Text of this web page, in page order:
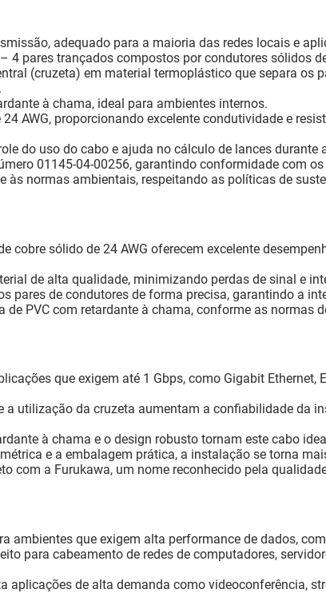
adequado para a maioria das redes locais e
4 pares trançados compostos por condutores sólidos
(cruzeta) em material termoplástico que separa os
à chama, ideal para ambientes internos.
AWG, proporcionando excelente condutividade e
do uso do cabo e ajuda no cálculo de lances durante
01145-04-00256, garantindo conformidade com
às normas ambientais, respeitando as políticas de
cobre sólido de 24 AWG oferecem excelente
de alta qualidade, minimizando perdas de sinal e
pares de condutores de forma precisa, garantindo a
de PVC com retardante à chama, conforme as normas
que exigem até 1 Gbps, como Gigabit Ethernet,
a utilização da cruzeta aumentam a confiabilidade da
à chama e o design robusto tornam este cabo
e a embalagem prática, a instalação se torna
com a Furukawa, um nome reconhecido pela
ambientes que exigem alta performance de dados,
para cabeamento de redes de computadores,
aplicações de alta demanda como videoconferência,